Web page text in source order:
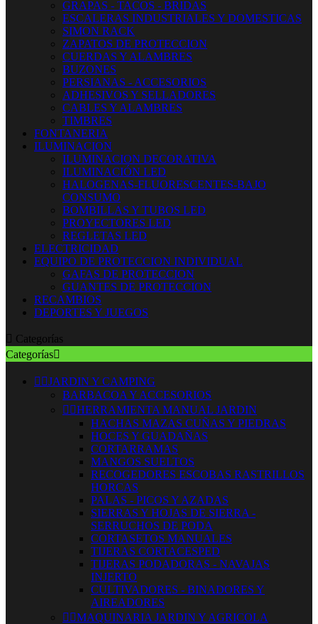
GRAPAS - TACOS - BRIDAS
ESCALERAS INDUSTRIALES Y DOMESTICAS
SIMON RACK
ZAPATOS DE PROTECCION
CUERDAS Y ALAMBRES
BUZONES
PERSIANAS - ACCESORIOS
ADHESIVOS Y SELLADORES
CABLES Y ALAMBRES
TIMBRES
FONTANERIA
ILUMINACION
ILUMINACION DECORATIVA
ILUMINACIÓN LED
HALOGENAS-FLUORESCENTES-BAJO
CONSUMO
BOMBILLAS Y TUBOS LED
PROYECTORES LED
REGLETAS LED
ELECTRICIDAD
EQUIPO DE PROTECCION INDIVIDUAL
GAFAS DE PROTECCION
GUANTES DE PROTECCION
RECAMBIOS
DEPORTES Y JUEGOS
 Categorías
Categorías
 JARDIN Y CAMPING
BARBACOA Y ACCESORIOS
 HERRAMIENTA MANUAL JARDIN
HACHAS MAZAS CUÑAS Y PIEDRAS
HOCES Y GUADAÑAS
CORTARRAMAS
MANGOS SUELTOS
RECOGEDORES ESCOBAS RASTRILLOS
HORCAS
PALAS - PICOS Y AZADAS
SIERRAS Y HOJAS DE SIERRA -
SERRUCHOS DE PODA
CORTASETOS MANUALES
TIJERAS CORTACESPED
TIJERAS PODADORAS - NAVAJAS
INJERTO
CULTIVADORES - BINADORES Y
AIREADORES
 MAQUINARIA JARDIN Y AGRICOLA